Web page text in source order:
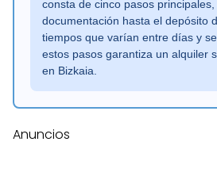
consta de cinco pasos principales,
documentación hasta el depósito
tiempos que varían entre días y
estos pasos garantiza un alquiler
en Bizkaia.
Anuncios